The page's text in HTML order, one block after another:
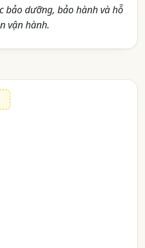
bảo dưỡng, bảo hành và hỗ
vận hành.